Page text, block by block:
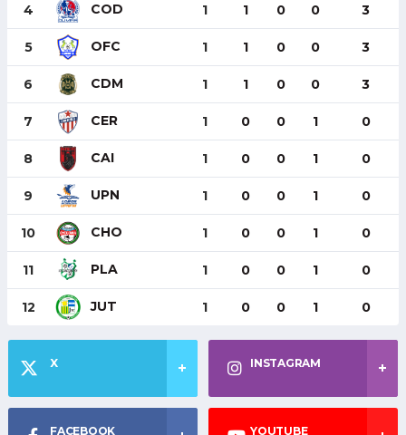
4 COD 1 1 0 0 3
5 OFC 1 1 0 0 3
6 CDM 1 1 0 0 3
7 CER 1 0 0 1 0
8 CAI 1 0 0 1 0
9 UPN 1 0 0 1 0
10 CHO 1 0 0 1 0
11 PLA 1 0 0 1 0
12 JUT 1 0 0 1 0
X INSTAGRAM
FACEBOOK YOUTUBE